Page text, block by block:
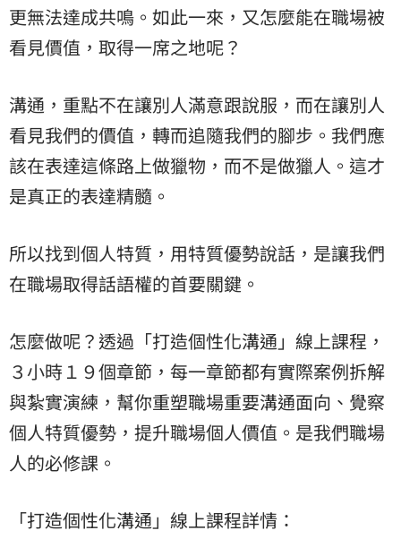
更無法達成共鳴。如此一來，又怎麼能在職場被
看見價值，取得一席之地呢？
溝通，重點不在讓別人滿意跟說服，而在讓別人
看見我們的價值，轉而追隨我們的腳步。我們應
該在表達這條路上做獵物，而不是做獵人。這才
是真正的表達精髓。
所以找到個人特質，用特質優勢說話，是讓我們
在職場取得話語權的首要關鍵。
怎麼做呢？透過「打造個性化溝通」線上課程，
３小時１９個章節，每一章節都有實際案例拆解
與紮實演練，幫你重塑職場重要溝通面向、覺察
個人特質優勢，提升職場個人價值。是我們職場
人的必修課。
「打造個性化溝通」線上課程詳情：